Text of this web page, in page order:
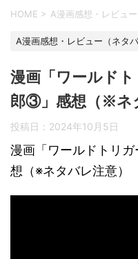
HOME > A漫画感想・レビュー
A漫画感想・レビュー（ネタバ
漫画「ワールド
郎③」感想（※ネ
投稿日： 2024年10月5日
漫画「ワールドトリ
想（※ネタバレ注意）